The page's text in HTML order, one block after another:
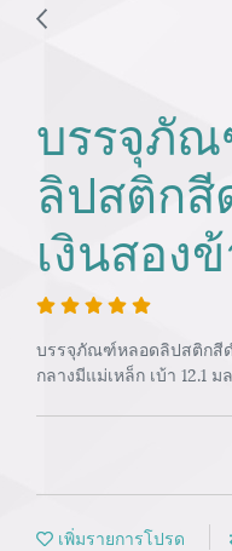
บรรจุภั
ลิปสติกสี
เงินสอง
บรรจุภัณฑ์หลอดลิปสติกสีด
กลางมีแม่เหล็ก เบ้า 12.1 มล
เพิ่มรายการโปรด